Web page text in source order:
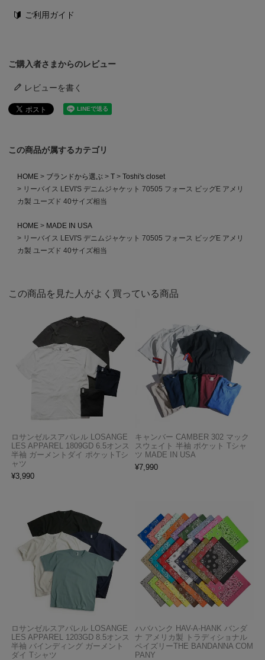
ご利用ガイド
ご購入者さまからのレビュー
レビューを書く
この商品が属するカテゴリ
HOME ブランドから選ぶ T
Toshi's closet
リーバイス LEVI'S デニムジャケット 70505 フォース ビッグE アメリ
カ製 ユーズド 40サイズ相当
HOME
MADE IN USA
リーバイス LEVI'S デニムジャケット 70505 フォース ビッグE アメリ
カ製 ユーズド 40サイズ相当
この商品を見た人がよく買っている商品
ロサンゼルスアパレル LOSANGE
LES APPAREL 1809GD 6.5オンス
半袖 ガーメントダイ ポケットTシ
ャツ
¥3,990
キャンバー CAMBER 302 マック
スウェイト 半袖 ポケット Tシャ
ツ MADE IN USA
¥7,990
ロサンゼルスアパレル LOSANGE
LES APPAREL 1203GD 8.5オンス
半袖 バインディング ガーメント
ダイ Tシャツ
ハバハンク HAV-A-HANK バンダ
ナ アメリカ製 トラディショナル
ペイズリーTHE BANDANNA COM
PANY